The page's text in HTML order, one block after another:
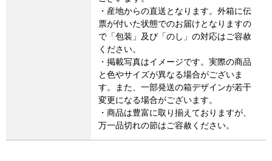
・産地からの直送となります。外箱に伝
票が付いた状態でのお届けとなりますの
で「包装」及び「のし」の対応はご容赦
ください。
・掲載写真はイメージです。実際の商品
と色やサイズが異なる場合がございま
す。また、一部発送の箱デザインが若干
変更になる場合がございます。
・商品は豊富に取り揃えておりますが、
万一品切れの節はご容赦ください。